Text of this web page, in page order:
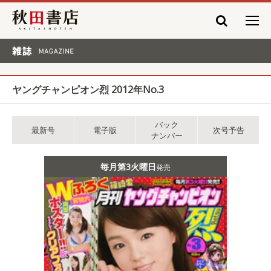
秋田書店
ヤングチャンピオン烈 2012年No.3
最新号 電子版
バック
ナンバー
次号予告
毎月第3火曜日発売